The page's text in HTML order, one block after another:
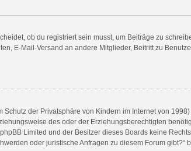
ob du registriert sein musst, um Beiträge zu
E-Mail-Versand an andere Mitglieder, Beitritt zu
der Privatsphäre von Kindern im Internet von
des oder der Erziehungsberechtigten
Limited und der Besitzer dieses Boards keine
oder juristische Anfragen zu diesem Forum gibt?“